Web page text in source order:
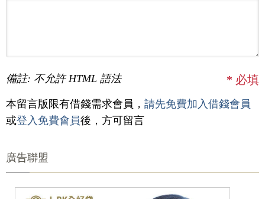
備註: 不允許 HTML 語法 * 必填
本留言版限有借錢需求會員， 請先免費加入借錢會員
或登入免費會員後，方可留言
廣告聯盟